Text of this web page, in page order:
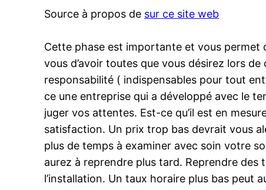
Source à propos de sur ce site web
Cette phase est importante et vous permet
vous d’avoir toutes que vous désirez lors
responsabilité ( indispensables pour tout
ce une entreprise qui a développé avec le
juger vos attentes. Est-ce qu’il est en
satisfaction. Un prix trop bas devrait vous
plus de temps à examiner avec soin votre
aurez à reprendre plus tard. Reprendre
l’installation. Un taux horaire plus bas peut